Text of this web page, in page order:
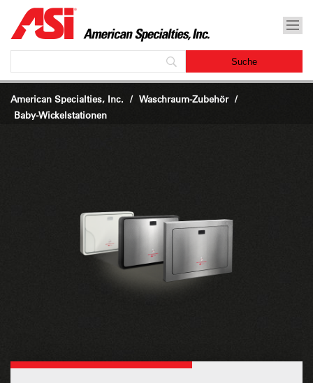
American Specialties, Inc. Waschraum-Zubehör /
Baby-Wickelstationen